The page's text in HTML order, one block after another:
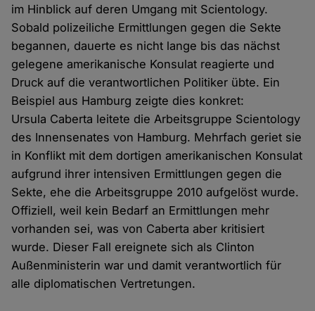
im Hinblick auf deren Umgang mit Scientology.
Sobald polizeiliche Ermittlungen gegen die Sekte
begannen, dauerte es nicht lange bis das nächst
gelegene amerikanische Konsulat reagierte und
Druck auf die verantwortlichen Politiker übte. Ein
Beispiel aus Hamburg zeigte dies konkret:
Ursula Caberta leitete die Arbeitsgruppe Scientology
des Innensenates von Hamburg. Mehrfach geriet sie
in Konflikt mit dem dortigen amerikanischen Konsulat
aufgrund ihrer intensiven Ermittlungen gegen die
Sekte, ehe die Arbeitsgruppe 2010 aufgelöst wurde.
Offiziell, weil kein Bedarf an Ermittlungen mehr
vorhanden sei, was von Caberta aber kritisiert
wurde. Dieser Fall ereignete sich als Clinton
Außenministerin war und damit verantwortlich für
alle diplomatischen Vertretungen.